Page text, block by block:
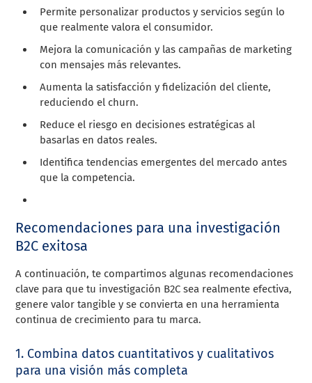
Permite personalizar productos y servicios según lo
que realmente valora el consumidor.
Mejora la comunicación y las campañas de marketing
con mensajes más relevantes.
Aumenta la satisfacción y fidelización del cliente,
reduciendo el churn.
Reduce el riesgo en decisiones estratégicas al
basarlas en datos reales.
Identifica tendencias emergentes del mercado antes
que la competencia.
Recomendaciones para una investigación
B2C exitosa
A continuación, te compartimos algunas recomendaciones
clave para que tu investigación B2C sea realmente efectiva,
genere valor tangible y se convierta en una herramienta
continua de crecimiento para tu marca.
1. Combina datos cuantitativos y cualitativos
para una visión más completa